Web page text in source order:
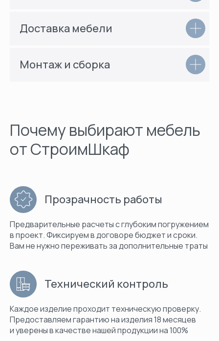
Доставка мебели
Монтаж и сборка
Почему выбирают мебель
от СтроимШкаф
Прозрачность работы
Предварительные расчеты с глубоким погружением
в проект. Фиксируем в договоре бюджет и сроки.
Вам не нужно переживать за дополнительные траты
Технический контроль
Каждое изделие проходит техническую проверку.
Предоставляем гарантию на изделия 18 месяцев
и уверены в качестве нашей продукции на 100%